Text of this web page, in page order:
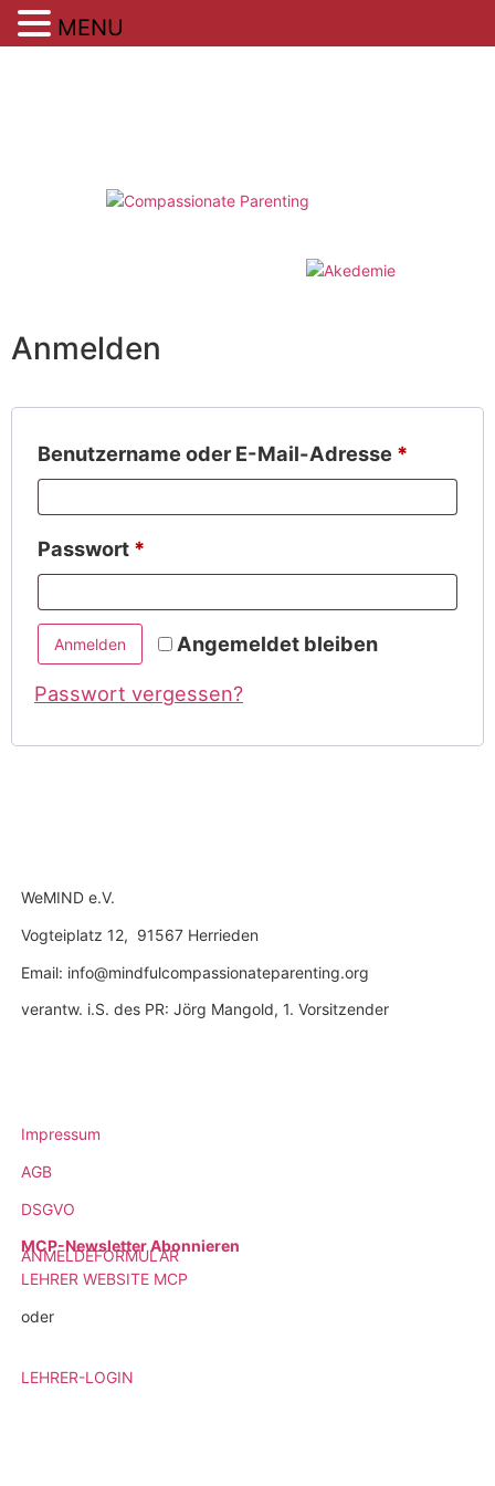
Anmelden
Benutzername oder E-Mail-Adresse *
Passwort *
Angemeldet bleiben
Anmelden
Passwort vergessen?
WeMIND e.V.
Vogteiplatz 12, 91567 Herrieden
Email: info@mindfulcompassionateparenting.org
verantw. i.S. des PR: Jörg Mangold, 1. Vorsitzender
Impressum
AGB
DSGVO
MCP-Newsletter Abonnieren
ANMELDEFORMULAR
LEHRER WEBSITE MCP
oder
LEHRER-LOGIN
MENU